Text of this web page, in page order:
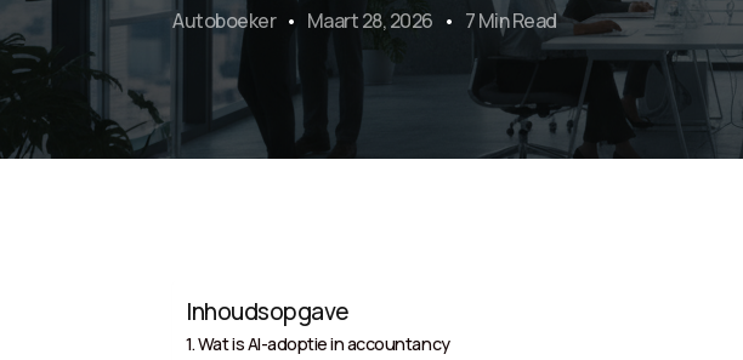
Autoboeker Maart 28, 2026 7 Min Read
Inhoudsopgave
Wat is AI-adoptie in accountancy